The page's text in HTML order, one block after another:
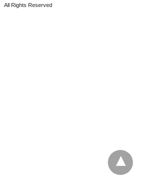
All Rights Reserved